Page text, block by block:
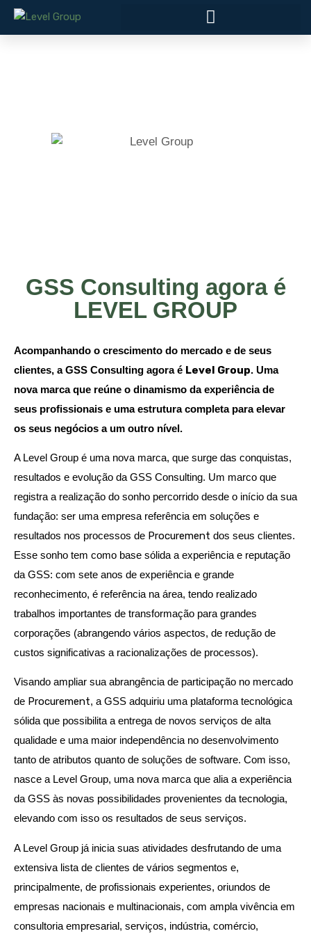
GSS Consulting agora é
LEVEL GROUP
Acompanhando o crescimento do mercado e de seus
clientes, a GSS Consulting agora é Level Group. Uma
nova marca que reúne o dinamismo da experiência de
seus profissionais e uma estrutura completa para elevar
os seus negócios a um outro nível.
A Level Group é uma nova marca, que surge das conquistas,
resultados e evolução da GSS Consulting. Um marco que
registra a realização do sonho percorrido desde o início da sua
fundação: ser uma empresa referência em soluções e
resultados nos processos de Procurement dos seus clientes.
Esse sonho tem como base sólida a experiência e reputação
da GSS: com sete anos de experiência e grande
reconhecimento, é referência na área, tendo realizado
trabalhos importantes de transformação para grandes
corporações (abrangendo vários aspectos, de redução de
custos significativas a racionalizações de processos).
Visando ampliar sua abrangência de participação no mercado
de Procurement, a GSS adquiriu uma plataforma tecnológica
sólida que possibilita a entrega de novos serviços de alta
qualidade e uma maior independência no desenvolvimento
tanto de atributos quanto de soluções de software. Com isso,
nasce a Level Group, uma nova marca que alia a experiência
da GSS às novas possibilidades provenientes da tecnologia,
elevando com isso os resultados de seus serviços.
A Level Group já inicia suas atividades desfrutando de uma
extensiva lista de clientes de vários segmentos e,
principalmente, de profissionais experientes, oriundos de
empresas nacionais e multinacionais, com ampla vivência em
consultoria empresarial, serviços, indústria, comércio,